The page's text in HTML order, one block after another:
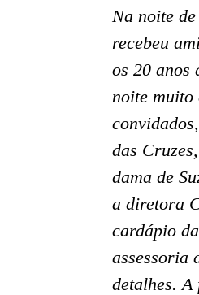
Na noite
recebeu
os 20 anos
noite muito
das
dama de
a diretora
cardápio
assessoria
detalhes. A